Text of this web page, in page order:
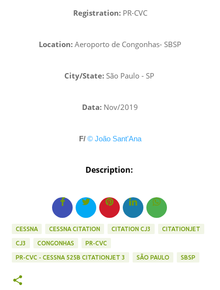
Registration:PR-CVC
Location: Aeroporto de Congonhas- SBSP
City/State:São Paulo - SP
Data: Nov/2019
F/ © João Sant'Ana
Description:
CESSNA CESSNA CITATION CITATION CJ3 CITATIONJET
CJ3 CONGONHAS PR-CVC
PR-CVC - CESSNA 525B CITATIONJET 3 SÃO PAULO SBSP